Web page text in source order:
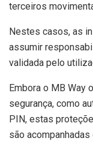
terceiros
Nestes casos, as
assumir
validada pelo
Embora o MB Way
segurança, como
PIN, estas
são